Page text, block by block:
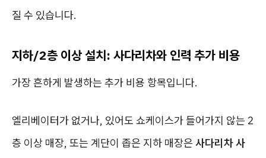
질 수 있습니다.
지하/2층 이상 설치: 사다리차와 인력 추가 비용
가장 흔하게 발생하는 추가 비용 항목입니다.
엘리베이터가 없거나, 있어도 쇼케이스가 들어가지 않는 2
층 이상 매장, 또는 계단이 좁은 지하 매장은 사다리차 사